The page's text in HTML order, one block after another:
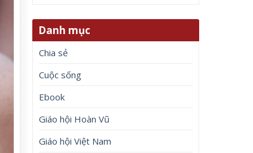
Danh mục
Chia sẻ
Cuộc sống
Ebook
Giáo hội Hoàn Vũ
Giáo hội Việt Nam